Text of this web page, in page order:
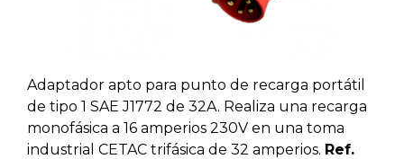
Adaptador apto para punto de recarga portátil
de tipo 1 SAE J1772 de 32A. Realiza una recarga
monofásica a 16 amperios 230V en una toma
industrial CETAC trifásica de 32 amperios. Ref.